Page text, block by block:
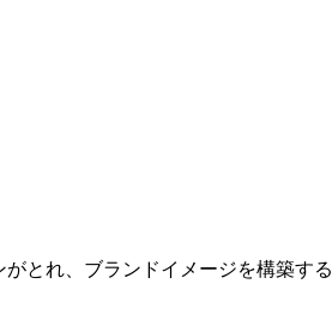
とれ、ブランドイメージを構築する